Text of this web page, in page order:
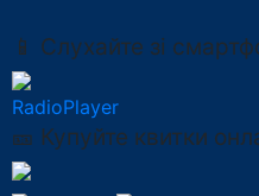
📱 Слухайте зі
RadioPlayer
🎫 Купуйте квитки